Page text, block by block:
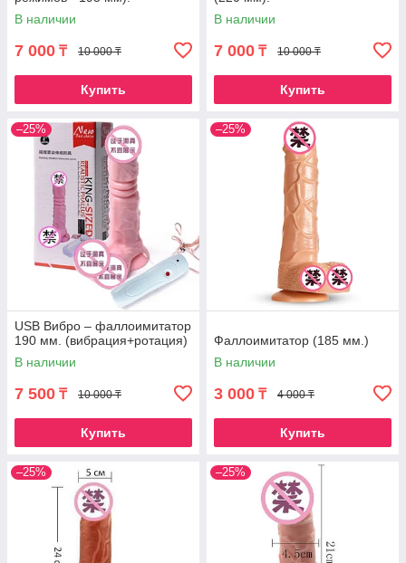
В наличии
7 000 ₸ 10 000 ₸
Купить
В наличии
7 000 ₸ 10 000 ₸
Купить
–25%
USB Вибро – фаллоимитатор
190 мм. (вибрация+ротация)
В наличии
7 500 ₸ 10 000 ₸
Купить
–25%
Фаллоимитатор (185 мм.)
В наличии
3 000 ₸ 4 000 ₸
Купить
–25% –25%